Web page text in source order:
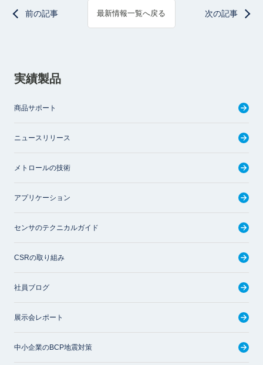
前の記事 最新情報一覧へ戻る 次の記事
実績製品
商品サポート
ニュースリリース
メトロールの技術
アプリケーション
センサのテクニカルガイド
CSRの取り組み
社員ブログ
展示会レポート
中小企業のBCP地震対策